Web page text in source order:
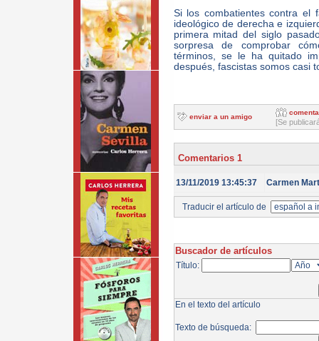
Si los combatientes contra el
ideológico de derecha e
primera mitad del siglo
sorpresa de comprobar
términos, se le ha quitado
después, fascistas somos casi
enviar a un amigo
[Se
Comentarios 1
13/11/2019 13:45:37 Carmen
Traducir el artículo de
Buscador de artículos
Título:
En el texto del artículo
Texto de búsqueda: